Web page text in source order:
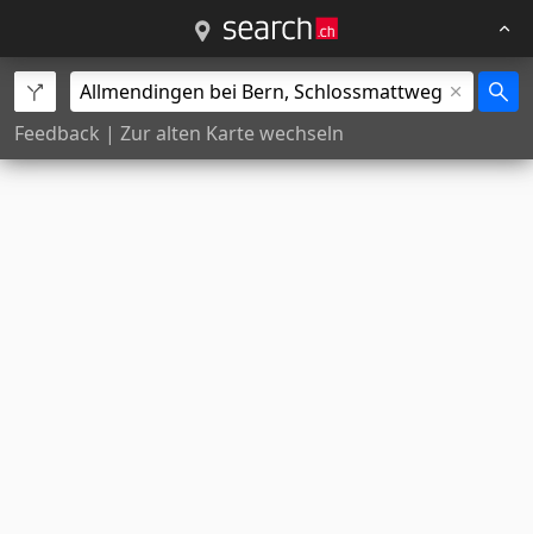
Feedback | Zur alten Karte wechseln